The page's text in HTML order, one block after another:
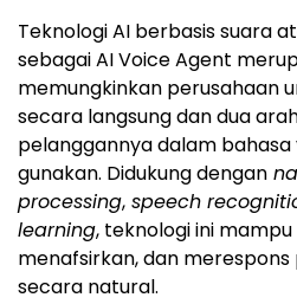
Teknologi AI berbasis suara
sebagai AI Voice Agent
memungkinkan perusahaan
secara langsung dan dua
pelanggannya dalam
gunakan. Didukung dengan
processing, speech
learning, teknologi ini
menafsirkan, dan
secara natural.